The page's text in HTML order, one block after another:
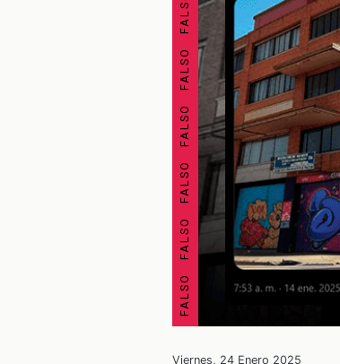
FALSO FALSO FALSO FALSO FALSO FALSO FALSO FALSO
Viernes, 24 Enero 2025